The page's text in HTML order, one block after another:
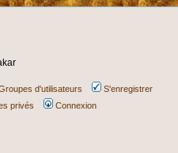
d'utilisateurs
S'enregistrer
privés Connexion